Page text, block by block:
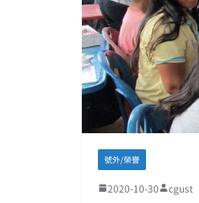
號外/榮譽
2020-10-30 cgust